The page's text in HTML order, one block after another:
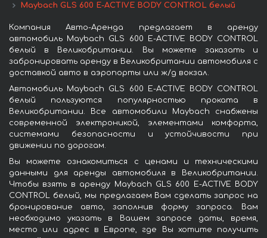
Maybach GLS 600 E-ACTIVE BODY CONTROL белый
Компания Авто-Аренда предлагает в аренду
автомобиль Maybach GLS 600 E-ACTIVE BODY CONTROL
белый в Великобритании. Вы можете заказать и
забронировать аренду в Великобритании автомобиля с
доставкой авто в аэропорты или ж/д вокзал.
Автомобиль Maybach GLS 600 E-ACTIVE BODY CONTROL
белый пользуются популярностью проката в
Великобритании. Все автомобили Maybach снабжены
современной электроникой, элементами комфорта,
системами безопасности и устойчивости при
движении по дорогам.
Вы можете ознакомиться с ценами и техническими
данными для аренды автомобиля в Великобритании.
Чтобы взять в аренду Maybach GLS 600 E-ACTIVE BODY
CONTROL белый, мы предлагаем Вам сделать запрос на
бронирование авто, заполнив форму запроса. Вам
необходимо указать в Вашем запросе даты, время,
место или адрес в Европе, где Вы хотите получить